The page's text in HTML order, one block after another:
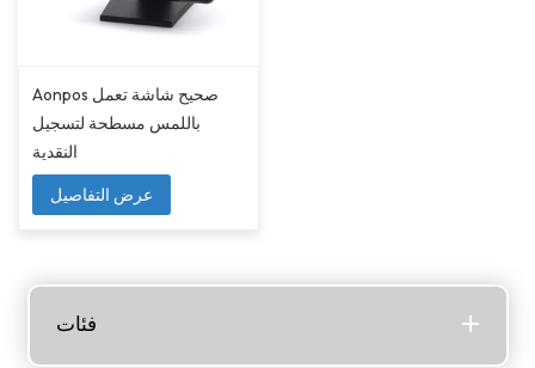
Aonpos صحيح شاشة تعمل
باللمس مسطحة لتسجيل
النقدية
عرض التفاصيل
فئات